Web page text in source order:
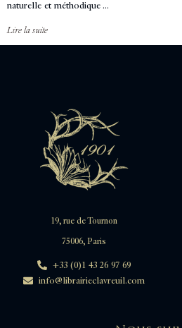
naturelle et méthodique ...
Lire la suite
19, rue de Tournon
75006, Paris
+33 (0)1 43 26 97 69
info@librairieclavreuil.com